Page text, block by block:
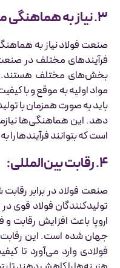
۳. نیاز به هماهنگی میان بخش‌ها:
صنعت فولاد نیاز به
فرآیندهای مختلف در
بخش‌های مختلف هستند.
مواد اولیه به موقع و با
باید به صورت همزمان با
دهد. این هماهنگی‌ها
است که بتوانند فرآیندها
۴. رقابت بین‌المللی:
صنعت فولاد در برابر
تولیدکنندگان فولاد قوی
اروپا باعث افزایش رقابت و
جهان شده است. این
فولادی وارد می‌آورد تا